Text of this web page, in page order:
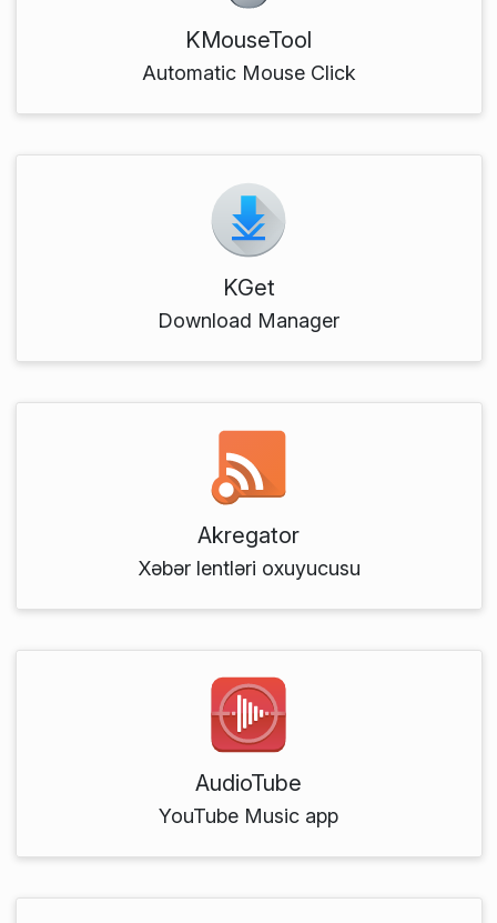
KMouseTool
Automatic Mouse Click
KGet
Download Manager
Akregator
Xəbər lentləri oxuyucusu
AudioTube
YouTube Music app